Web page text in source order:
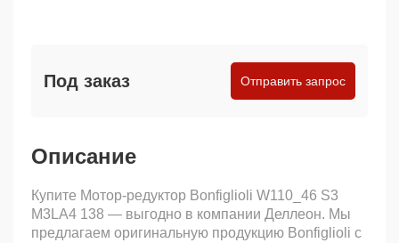
Под заказ Отправить запрос
Описание
Купите Мотор-редуктор Bonfiglioli W110_46 S3
M3LA4 138 — выгодно в компании Деллеон. Мы
предлагаем оригинальную продукцию Bonfiglioli с